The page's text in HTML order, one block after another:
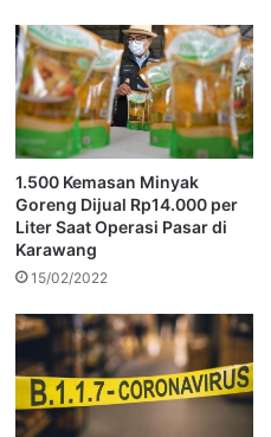
1.500 Kemasan Minyak
Goreng Dijual Rp14.000 per
Liter Saat Operasi Pasar di
Karawang
15/02/2022